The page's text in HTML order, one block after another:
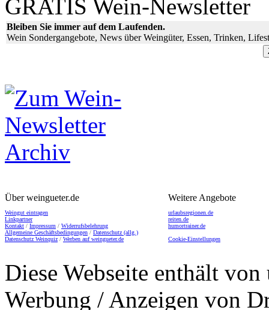
GRATIS Wein-Newsletter
Bleiben Sie immer auf dem Laufenden.
Wein Sondergangebote, News über Weingüter, Essen, Trinken,
Über weingueter.de
Weingut eintragen
Linkpartner
Kontakt / Impressum / Widerrufsbelehrung
Allgemeine Geschäftsbedingungen / Datenschutz (allg.)
Datenschutz Weinquiz / Werben auf weingueter.de
Weitere Angebote
urlaubsregionen.de
reiten.de
humortrainer.de
Cookie-Einstellungen
Diese Webseite enthält
Werbung / Anzeigen von